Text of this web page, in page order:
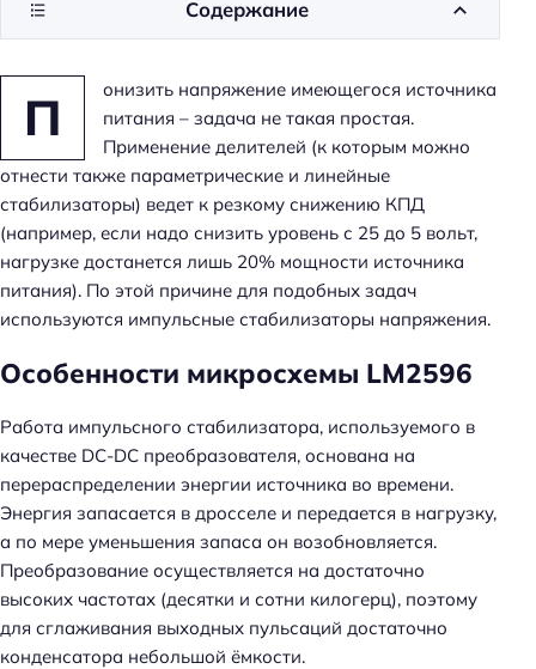
П
онизить напряжение имеющегося источника
питания – задача не такая простая.
Применение делителей (к которым можно
отнести также параметрические и линейные
стабилизаторы) ведет к резкому снижению КПД
(например, если надо снизить уровень с 25 до 5 вольт,
нагрузке достанется лишь 20% мощности источника
питания). По этой причине для подобных задач
используются импульсные стабилизаторы напряжения.
Особенности микросхемы LM2596
Работа импульсного стабилизатора, используемого в
качестве DC-DC преобразователя, основана на
перераспределении энергии источника во времени.
Энергия запасается в дросселе и передается в нагрузку,
а по мере уменьшения запаса он возобновляется.
Преобразование осуществляется на достаточно
высоких частотах (десятки и сотни килогерц), поэтому
для сглаживания выходных пульсаций достаточно
конденсатора небольшой ёмкости.
Содержание